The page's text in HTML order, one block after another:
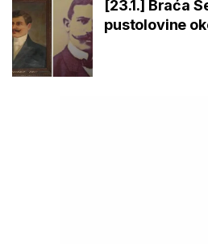
[23.1.] Braća
pustolovine